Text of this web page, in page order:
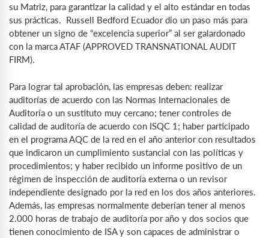
su Matriz, para garantizar la calidad y el alto estándar en todas
sus prácticas. Russell Bedford Ecuador dio un paso más para
obtener un signo de “excelencia superior” al ser galardonado
con la marca ATAF (APPROVED TRANSNATIONAL AUDIT
FIRM).
Para lograr tal aprobación, las empresas deben: realizar
auditorías de acuerdo con las Normas Internacionales de
Auditoría o un sustituto muy cercano; tener controles de
calidad de auditoría de acuerdo con ISQC 1; haber participado
en el programa AQC de la red en el año anterior con resultados
que indicaron un cumplimiento sustancial con las políticas y
procedimientos; y haber recibido un informe positivo de un
régimen de inspección de auditoría externa o un revisor
independiente designado por la red en los dos años anteriores.
Además, las empresas normalmente deberían tener al menos
2.000 horas de trabajo de auditoría por año y dos socios que
tienen conocimiento de ISA y son capaces de administrar o